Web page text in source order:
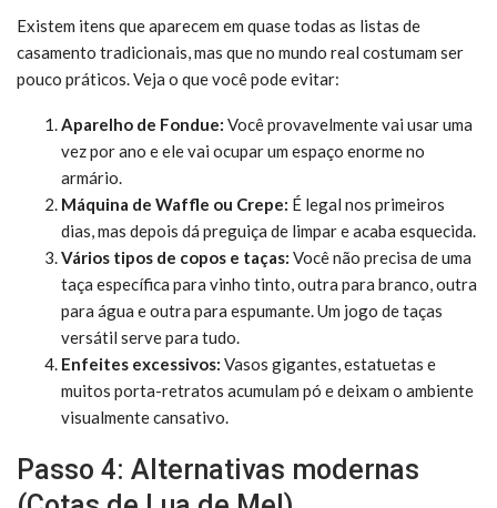
Existem itens que aparecem em quase todas as listas de
casamento tradicionais, mas que no mundo real costumam ser
pouco práticos. Veja o que você pode evitar:
Aparelho de Fondue: Você provavelmente vai usar uma
vez por ano e ele vai ocupar um espaço enorme no
armário.
Máquina de Waffle ou Crepe: É legal nos primeiros
dias, mas depois dá preguiça de limpar e acaba esquecida.
Vários tipos de copos e taças: Você não precisa de uma
taça específica para vinho tinto, outra para branco, outra
para água e outra para espumante. Um jogo de taças
versátil serve para tudo.
Enfeites excessivos: Vasos gigantes, estatuetas e
muitos porta-retratos acumulam pó e deixam o ambiente
visualmente cansativo.
Passo 4: Alternativas modernas